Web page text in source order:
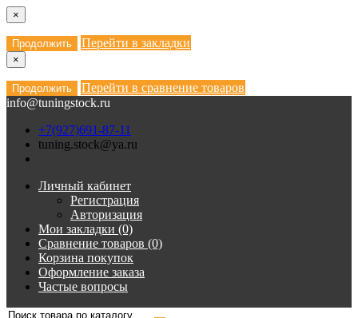
×
Продолжить Перейти в закладки
×
Продолжить
Перейти в сравнение товаров
info@tuningstock.ru
+7(927)691-87-11
tuning.stock@ya.ru
Личный кабинет
Регистрация
Авторизация
Мои закладки (0)
Сравнение товаров (0)
Корзина покупок
Оформление заказа
Частые вопросы